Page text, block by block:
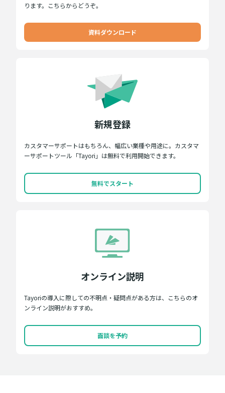
ります。こちらからどうぞ。
資料ダウンロード
新規登録
カスタマーサポートはもちろん、幅広い業種や用途に。カスタマ
ーサポートツール「Tayori」は無料で利用開始できます。
無料でスタート
オンライン説明
Tayoriの導入に際しての不明点・疑問点がある方は、こちらのオ
ンライン説明がおすすめ。
面談を予約